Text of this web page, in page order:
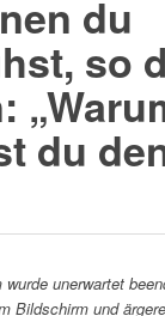
du
so
du
wurde unerwartet
Bildschirm und